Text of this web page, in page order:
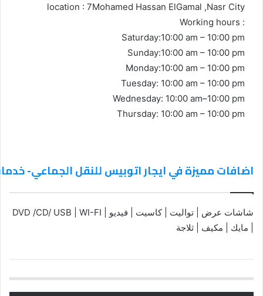
location : 7Mohamed Hassan ElGamal ,Nasr City
Working hours :
Saturday:10:00 am – 10:00 pm
Sunday:10:00 am – 10:00 pm
Monday:10:00 am – 10:00 pm
Tuesday: 10:00 am – 10:00 pm
Wednesday: 10:00 am–10:00 pm
Thursday: 10:00 am – 10:00 pm
اضافات مميزة في ايجار اتوبيس للنقل الجماعي-
شاشات عرض | تواليت | كاسيت | فيديو | DVD /CD/ USB | WI-FI
| مايك | مكيف | ثلاجة